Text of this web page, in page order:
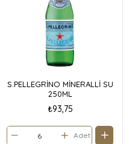
S.PELLEGRİNO MİNERALLİ SU
250ML
₺93,75
Adet